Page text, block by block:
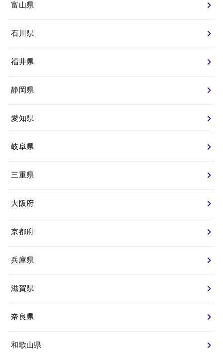
富山県
石川県
福井県
静岡県
愛知県
岐阜県
三重県
大阪府
京都府
兵庫県
滋賀県
奈良県
和歌山県